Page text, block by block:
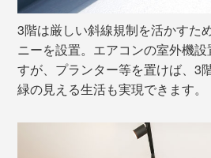
3階は厳しい斜線規制を活かすた
ニーを設置。エアコンの室外機
すが、プランター等を置けば、3
緑の見える生活も実現できます。